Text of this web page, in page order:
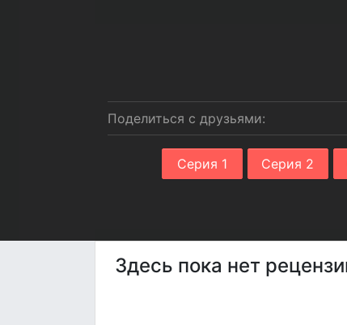
Поделиться с друзьями:
Серия 1 Серия 2
Здесь пока нет